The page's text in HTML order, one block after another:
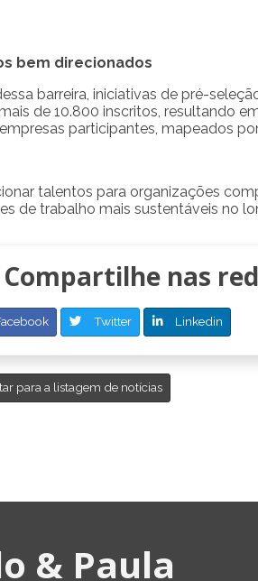
bem direcionados
barreira, iniciativas de pré-
de 10.800 inscritos, resultando
participantes, mapeados
talentos para organizações
de trabalho mais sustentáveis no
Compartilhe nas
Twitter Linkedin
para a listagem de notícias
& Paula